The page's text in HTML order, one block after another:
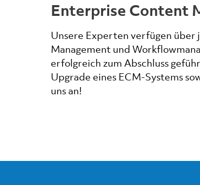
Enterprise Content
Unsere Experten verfügen
Management und
erfolgreich zum Abschluss
Upgrade eines ECM-Systems
uns an!